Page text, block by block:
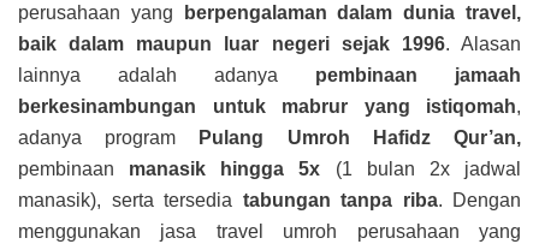
perusahaan yang
berpengalaman dalam dunia travel,
baik dalam maupun luar negeri sejak 1996. Alasan
lainnya adalah adanya pembinaan jamaah
berkesinambungan untuk mabrur yang istiqomah,
adanya program
Pulang Umroh Hafidz Qur’an,
pembinaan manasik hingga 5x (1 bulan 2x jadwal
manasik), serta tersedia tabungan tanpa riba. Dengan
menggunakan jasa travel umroh perusahaan yang